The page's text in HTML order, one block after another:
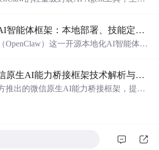
据分析、日程管理等任务的免编码执
于深度融合微信生态，降低AI Agent使
能体框架：本地部署、技能定制与全栈工作流
（OpenClaw）这一开源本地化AI智能体框
程、三大技能实战（写作辅助、编程调
以及自定义技能开发、MCP协议集成、
原生AI能力桥接框架技术解析与实战
推出的微信原生AI能力桥接框架，提供
战
涵盖CLI部署、API Key配置、技能注